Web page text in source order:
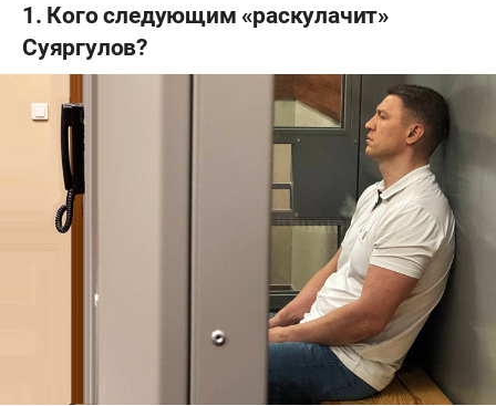
1. Кого следующим «раскулачит»
Суяргулов?